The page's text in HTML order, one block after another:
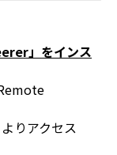
」をインス
よりアクセス